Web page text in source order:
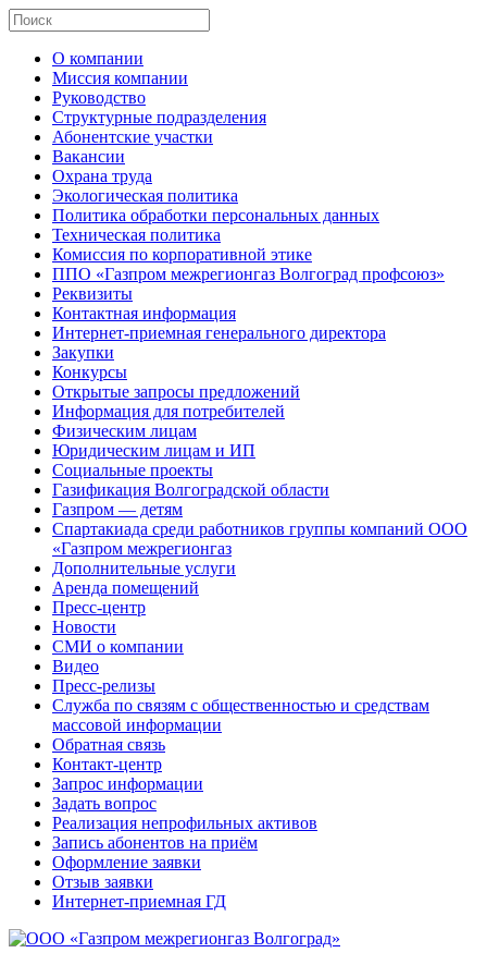
О компании
Миссия компании
Руководство
Структурные подразделения
Абонентские участки
Вакансии
Охрана труда
Экологическая политика
Политика обработки персональных данных
Техническая политика
Комиссия по корпоративной этике
ППО «Газпром межрегионгаз Волгоград профсоюз»
Реквизиты
Контактная информация
Интернет-приемная генерального директора
Закупки
Конкурсы
Открытые запросы предложений
Информация для потребителей
Физическим лицам
Юридическим лицам и ИП
Социальные проекты
Газификация Волгоградской области
Газпром — детям
Спартакиада среди работников группы компаний ООО
«Газпром межрегионгаз
Дополнительные услуги
Аренда помещений
Пресс-центр
Новости
СМИ о компании
Видео
Пресс-релизы
Служба по связям с общественностью и средствам
массовой информации
Обратная связь
Контакт-центр
Запрос информации
Задать вопрос
Реализация непрофильных активов
Запись абонентов на приём
Оформление заявки
Отзыв заявки
Интернет-приемная ГД